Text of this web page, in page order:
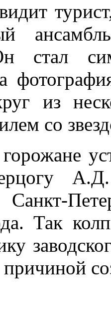
стал
из
со
Санкт-
Так